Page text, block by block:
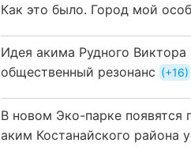
Как это было. Город мой
Идея акима Рудного Виктора
общественный резонанс
+16
В новом Эко-парке появятся
аким Костанайского района